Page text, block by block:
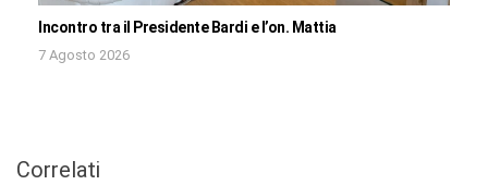
Incontro tra il Presidente Bardi e l’on. Mattia
7 Agosto 2026
Correlati